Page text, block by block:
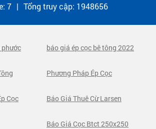
7 | Tổng truy cập: 1948656
phước báo giá ép cọc bê tông 2022
Phương Pháp Ép Cọc
Cọc Báo Giá Thuê Cừ Larsen
Báo Giá Cọc Btct 250x250